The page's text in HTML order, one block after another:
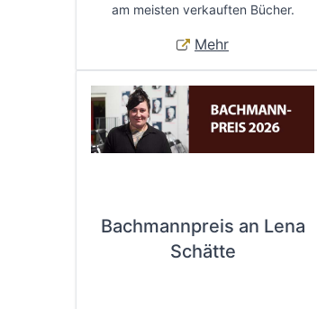
am meisten verkauften Bücher.
Mehr
Bachmannpreis an Lena
Schätte